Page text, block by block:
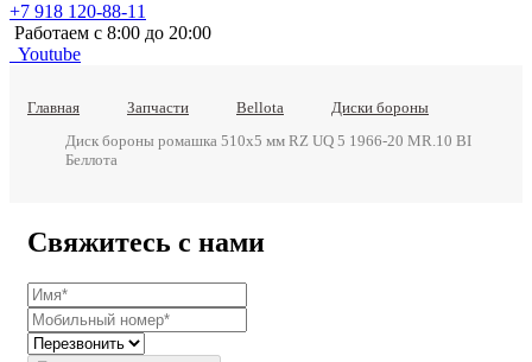
+7 918 120-88-11
Работаем c 8:00 до 20:00
Youtube
Главная Запчасти Bellota
Диски бороны
Диск бороны ромашка 510х5 мм RZ UQ 5 1966-20 MR.10 BI
Беллота
Свяжитесь с нами